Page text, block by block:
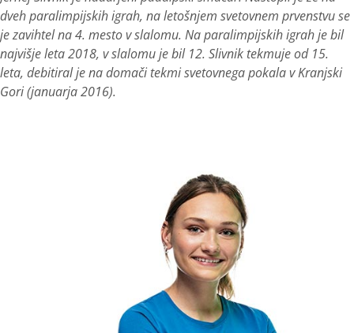
dveh paralimpijskih igrah, na letošnjem svetovnem prvenstvu se
je zavihtel na 4. mesto v slalomu. Na paralimpijskih igrah je bil
najvišje leta 2018, v slalomu je bil 12. Slivnik tekmuje od 15.
leta, debitiral je na domači tekmi svetovnega pokala v Kranjski
Gori (januarja 2016).